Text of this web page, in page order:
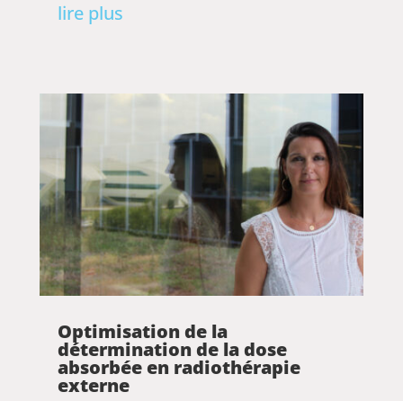
lire plus
Optimisation de la
détermination de la dose
absorbée en radiothérapie
externe